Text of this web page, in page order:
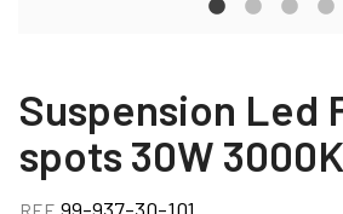
Suspension Led
spots 30W 3000K